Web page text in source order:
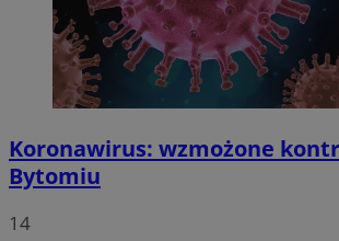
Koronawirus: wzmożone
Bytomiu
14